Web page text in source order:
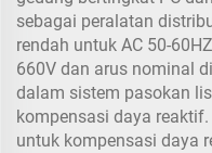
sebagai peralatan
rendah untuk AC 50-
660V dan arus nominal
dalam sistem pasokan
kompensasi daya
untuk kompensasi daya